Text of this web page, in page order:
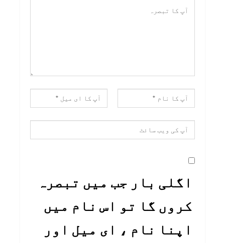
اگلی بار جب میں تبصرہ
کروں گا تو اس نام میں
اپنا نام ، ای میل اور